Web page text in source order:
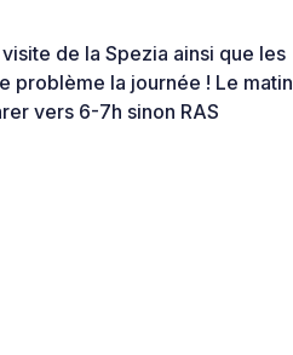
de la Spezia ainsi que les
problème la journée ! Le matin
vers 6-7h sinon RAS